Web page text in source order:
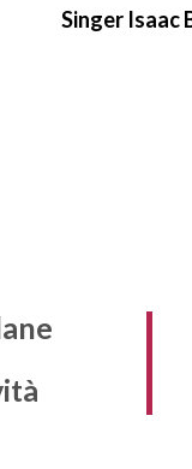
Singer Isaac